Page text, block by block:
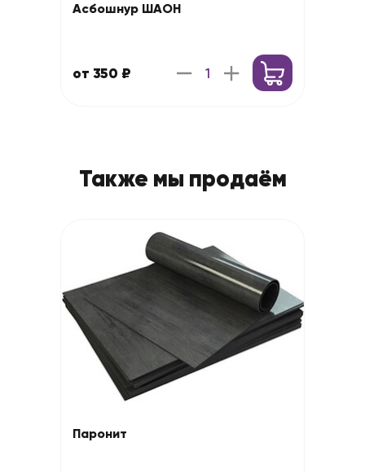
Асбошнур ШАОН
от 350 ₽
Также мы продаём
Паронит